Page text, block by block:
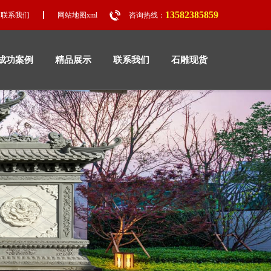
联系我们 网站地图xml 咨询热线： 13582385859
功案例 精品展示 联系我们 石雕现货